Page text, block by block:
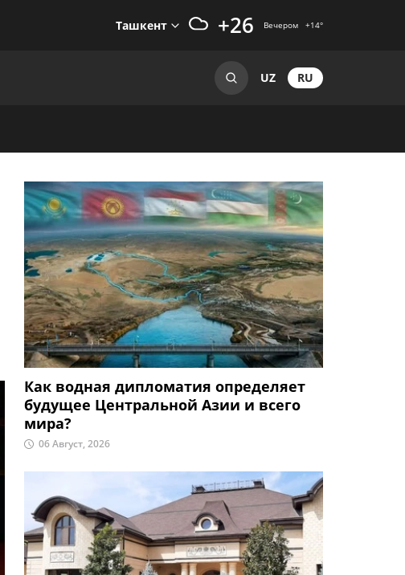
Ташкент +26 Вечером +14°
UZ RU
Как водная дипломатия определяет
будущее Центральной Азии и всего
мира?
06 Август, 2026